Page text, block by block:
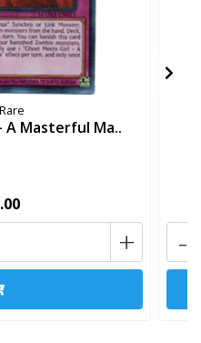
A Masterful Ma..
+ -